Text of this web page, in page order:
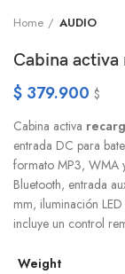
Home AUDIO
Cabina
$ 379.900 $
Cabina activa
entrada DC para
formato MP3, WMA
Bluetooth, entrada
mm, iluminación
incluye un control
Weight